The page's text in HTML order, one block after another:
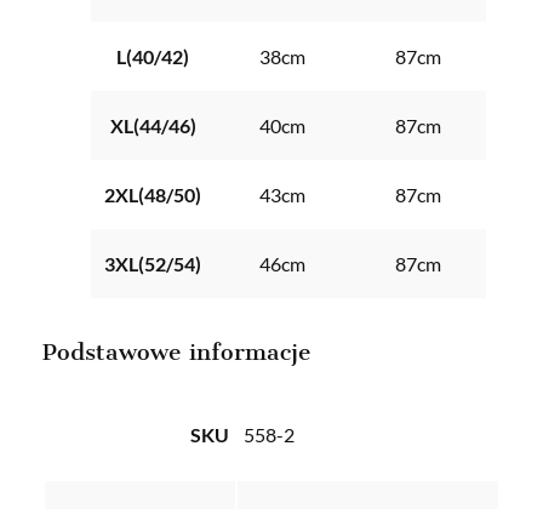
L(40/42) 38cm 87cm
XL(44/46) 40cm 87cm
2XL(48/50) 43cm 87cm
3XL(52/54) 46cm 87cm
Podstawowe informacje
SKU 558-2